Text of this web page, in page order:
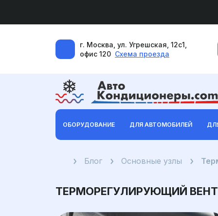
г. Москва, ул. Угрешская, 12с1,
офис 120 Схема проезда
ОБОРУДОВАНИЕ ДЛЯ АВТОМОБИЛЕЙ
Главная
Блог Основные узлы
ТЕРМОРЕГУЛИРУЮЩИЙ